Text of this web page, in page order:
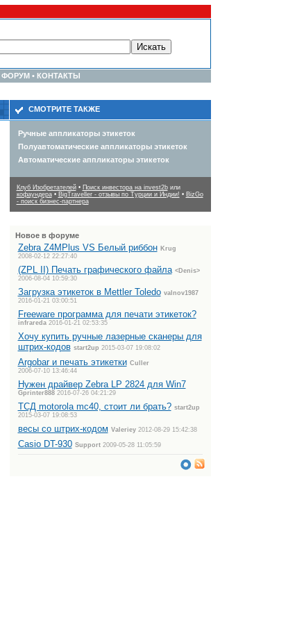
ФОРУМ • КОНТАКТЫ
СМОТРИТЕ ТАКЖЕ
Ручные аппликаторы этикеток
Полуавтоматические аппликаторы этикеток
Автоматические аппликаторы этикеток
Клуб Изобретателей• Поиск инвестора на invest2bили
кофаундера• BigTraveller - отзывы по Турции и Индии! • BizGo
- поиск бизнес-партнера
Новое в форуме
Zebra Z4MPlus VS Белый риббон
Krug
2008-02-12 22:27:40
(ZPL II) Печать графического файла <Denis>
2006-08-04 10:59:30
Загрузка этикеток в Mettler Toledo valnov1987
2016-01-21 03:00:51
Freeware программа для печати этикеток?
infrareda 2016-01-21 02:53:35
Хочу купить ручные лазерные сканеры для
штрих-кодов start2up 2015-03-07 19:08:02
Argobar и печать этикетки Culler
2006-07-10 13:46:44
Нужен драйвер Zebra LP 2824 для Win7
Gprinter888 2016-07-26 04:21:29
ТСД motorola mc40, стоит ли брать? start2up
2015-03-07 19:08:53
весы со штрих-кодом Valeriey 2012-08-29 15:42:38
Casio DT-930 Support 2009-05-28 11:05:59